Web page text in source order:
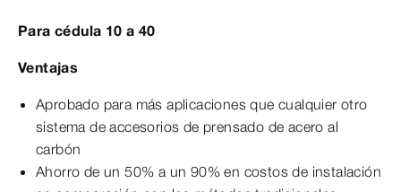
Para cédula 10 a 40
Ventajas
Aprobado para más aplicaciones que cualquier otro
sistema de accesorios de prensado de acero al
carbón
Ahorro de un 50% a un 90% en costos de instalación